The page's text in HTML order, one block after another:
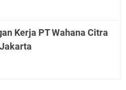
Kerja PT Wahana Citra